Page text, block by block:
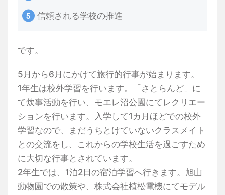
信頼される学校の推進
です。
5月から6月にかけて旅行的行事が始まります。
1年生は校外学習を行います。「さとらんど」に
て炊事活動を行い、モエレ沼公園にてレクリエー
ションを行います。入学して1カ月ほどでの校外
学習なので、まだうちとけていないクラスメイト
との交流をし、これからの学校生活を過ごすため
に大切な行事とされています。
2年生では、1泊2日の宿泊学習へ行きます。旭山
動物園での散策や、株式会社植松電機にてモデル